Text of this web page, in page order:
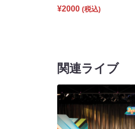
¥2000 (税込)
関連ライブ